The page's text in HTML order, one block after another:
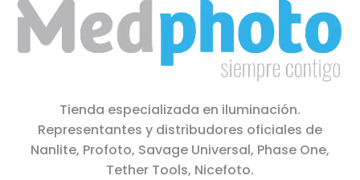
Tienda especializada en iluminación.
Representantes y distribudores oficiales de
Nanlite, Profoto, Savage Universal, Phase One,
Tether Tools, Nicefoto.